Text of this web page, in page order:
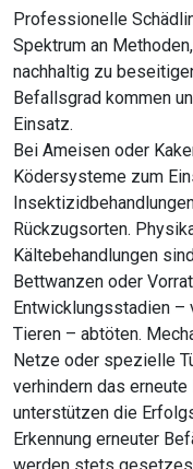
Professionelle
Spektrum an
nachhaltig zu
Befallsgrad kommen
Einsatz.
Bei Ameisen oder
Ködersysteme zum
Rückzugsorten.
Kältebehandlungen
Bettwanzen oder
Entwicklungsstadien –
Tieren – abtöten.
Netze oder spezielle
verhindern das
unterstützen die
Erkennung erneuter